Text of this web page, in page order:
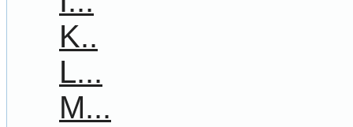
K..
L...
M...